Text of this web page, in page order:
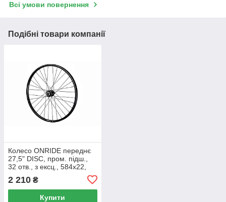
Всі умови повернення
Подібні товари компанії
Колесо ONRIDE переднє
27,5" DISC, пром. підш.,
32 отв., з ексц., 584х22,
2 210 ₴
Купити